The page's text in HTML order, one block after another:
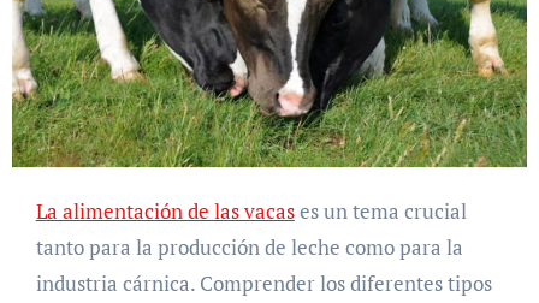
La alimentación de las vacases un tema crucial
tanto para la producción de leche como para la
industria cárnica. Comprender los diferentes tipos